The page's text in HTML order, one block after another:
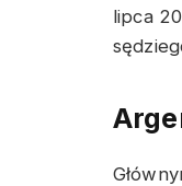
lipca